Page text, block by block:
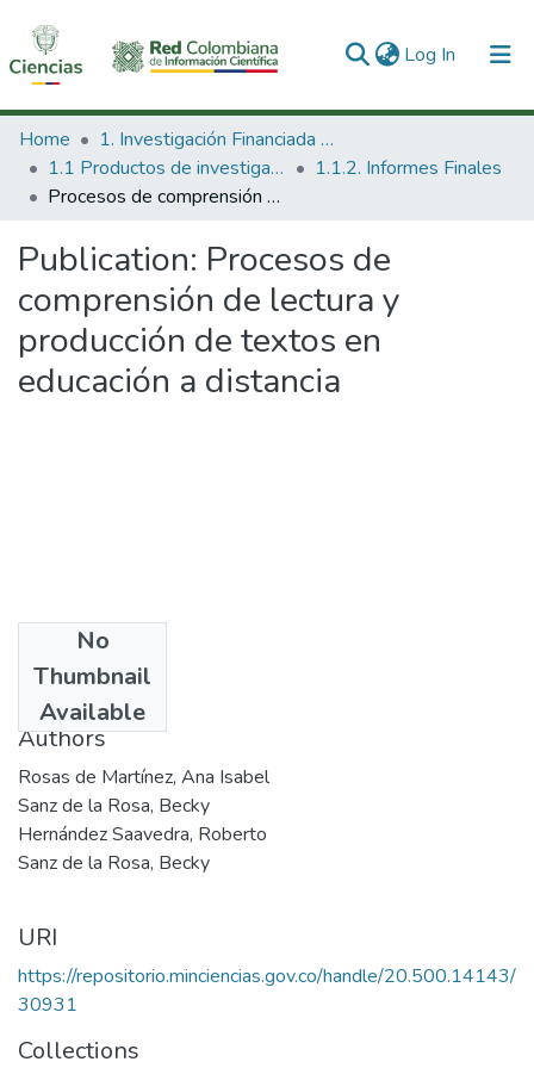
Log In (current)
Communities & Collections
All of DSpace
Home
1. Investigación Financiada con Recursos Públicos
1.1 Productos de investigación
1.1.2. Informes Finales
Procesos de comprensión de lectura y producción de textos en educación a distancia
Publication: Procesos de
comprensión de lectura y
producción de textos en
educación a distancia
No
Thumbnail
Available
1995
Authors
Rosas de Martínez, Ana Isabel
Sanz de la Rosa, Becky
Hernández Saavedra, Roberto
Sanz de la Rosa, Becky
URI
https://repositorio.minciencias.gov.co/handle/20.500.14143/
30931
Collections